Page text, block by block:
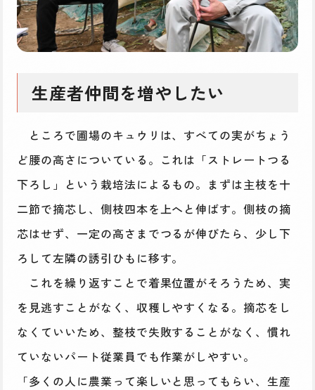
生産者仲間を増やしたい
ところで圃場のキュウリは、すべての実がちょう
ど腰の高さについている。これは「ストレートつる
下ろし」という栽培法によるもの。まずは主枝を十
二節で摘芯し、側枝四本を上へと伸ばす。側枝の摘
芯はせず、一定の高さまでつるが伸びたら、少し下
ろして左隣の誘引ひもに移す。
これを繰り返すことで着果位置がそろうため、実
を見逃すことがなく、収穫しやすくなる。摘芯をし
なくていいため、整枝で失敗することがなく、慣れ
ていないパート従業員でも作業がしやすい。
「多くの人に農業って楽しいと思ってもらい、生産